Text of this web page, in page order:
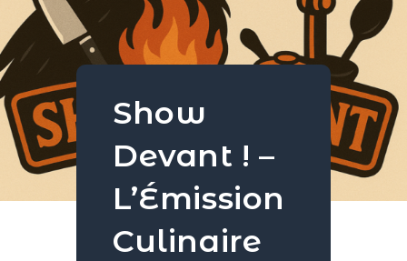
Show
Devant ! –
L’Émission
Culinaire